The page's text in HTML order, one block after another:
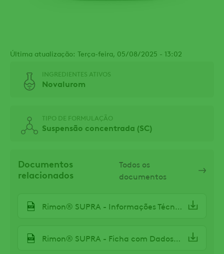
Última atualização: Terça-feira, 05/08/2025 - 13:02
INGREDIENTES ATIVOS
Novalurom
TIPO DE FORMULAÇÃO
Suspensão concentrada (SC)
Documentos
relacionados
Todos os
documentos
Rimon® SUPRA - Informações Técnicas
Rimon® SUPRA - Ficha com Dados de Segurança (FDS)